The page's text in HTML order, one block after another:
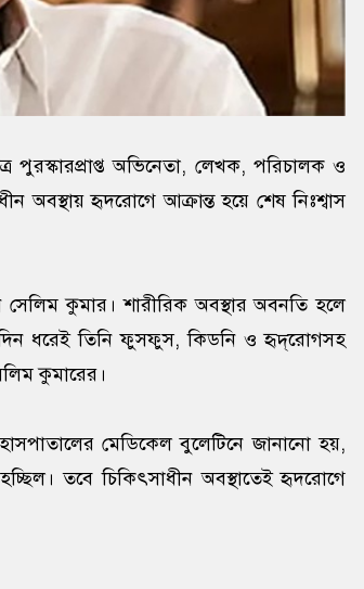
পুরস্কারপ্রাপ্ত অভিনেতা, লেখক, পরিচালক ও
অবস্থায় হৃদরোগে আক্রান্ত হয়ে শেষ নিঃশ্বাস
সেলিম কুমার। শারীরিক অবস্থার অবনতি হলে
ধরেই তিনি ফুসফুস, কিডনি ও হৃদ্‌রোগসহ
কুমারের।
মেডিকেল বুলেটিনে জানানো হয়,
তবে চিকিৎসাধীন অবস্থাতেই হৃদরোগে